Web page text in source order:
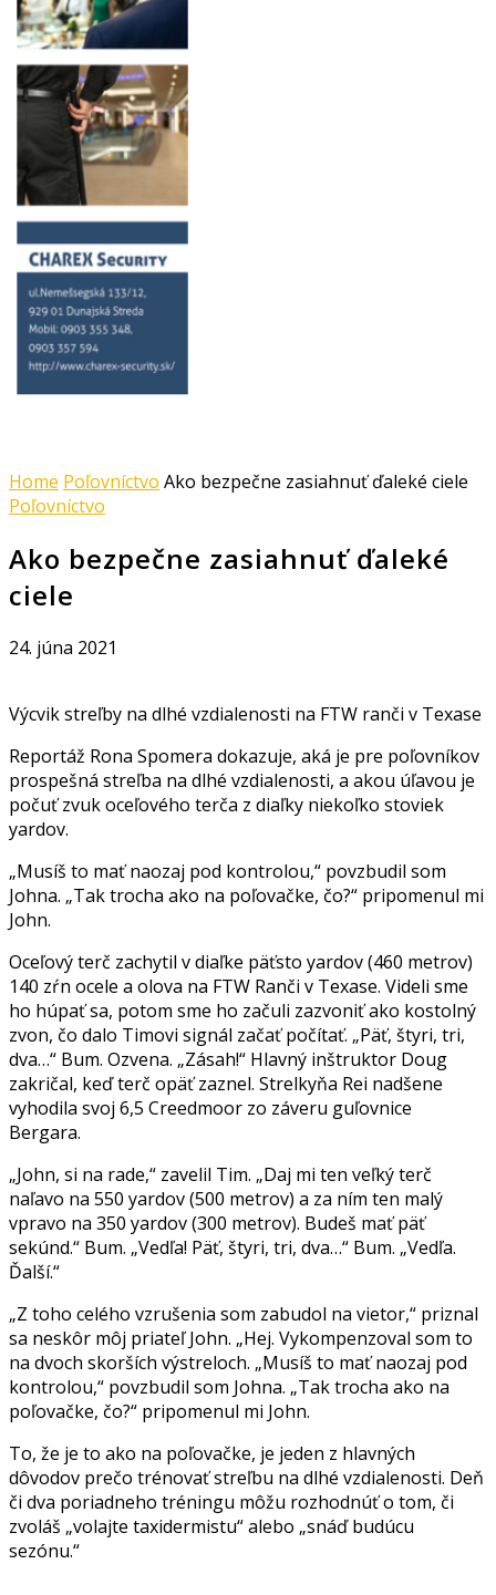
Home Poľovníctvo Ako bezpečne zasiahnuť ďaleké ciele
Poľovníctvo
Ako bezpečne zasiahnuť ďaleké
ciele
24. júna 2021
Výcvik streľby na dlhé vzdialenosti na FTW ranči v Texase
Reportáž Rona Spomera dokazuje, aká je pre poľovníkov
prospešná streľba na dlhé vzdialenosti, a akou úľavou je
počuť zvuk oceľového terča z diaľky niekoľko stoviek
yardov.
„Musíš to mať naozaj pod kontrolou,“ povzbudil som
Johna. „Tak trocha ako na poľovačke, čo?“ pripomenul mi
John.
Oceľový terč zachytil v diaľke päťsto yardov (460 metrov)
140 zŕn ocele a olova na FTW Ranči v Texase. Videli sme
ho húpať sa, potom sme ho začuli zazvoniť ako kostolný
zvon, čo dalo Timovi signál začať počítať. „Päť, štyri, tri,
dva…“ Bum. Ozvena. „Zásah!“ Hlavný inštruktor Doug
zakričal, keď terč opäť zaznel. Strelkyňa Rei nadšene
vyhodila svoj 6,5 Creedmoor zo záveru guľovnice
Bergara.
„John, si na rade,“ zavelil Tim. „Daj mi ten veľký terč
naľavo na 550 yardov (500 metrov) a za ním ten malý
vpravo na 350 yardov (300 metrov). Budeš mať päť
sekúnd.“ Bum. „Vedľa! Päť, štyri, tri, dva…“ Bum. „Vedľa.
Ďalší.“
„Z toho celého vzrušenia som zabudol na vietor,“ priznal
sa neskôr môj priateľ John. „Hej. Vykompenzoval som to
na dvoch skorších výstreloch. „Musíš to mať naozaj pod
kontrolou,“ povzbudil som Johna. „Tak trocha ako na
poľovačke, čo?“ pripomenul mi John.
To, že je to ako na poľovačke, je jeden z hlavných
dôvodov prečo trénovať streľbu na dlhé vzdialenosti. Deň
či dva poriadneho tréningu môžu rozhodnúť o tom, či
zvoláš „volajte taxidermistu“ alebo „snáď budúcu
sezónu.“